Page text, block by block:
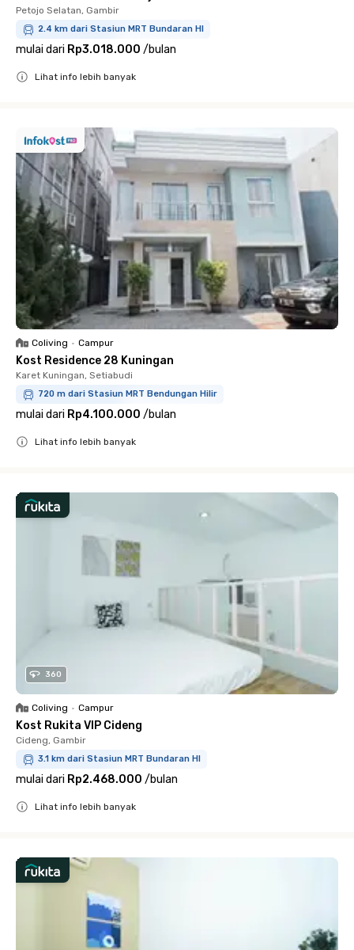
Petojo Selatan, Gambir
2.4 km dari Stasiun MRT Bundaran HI
mulai dari Rp3.018.000 /bulan
Lihat info lebih banyak
Coliving • Campur
Kost Residence 28 Kuningan
Karet Kuningan, Setiabudi
720 m dari Stasiun MRT Bendungan Hilir
mulai dari Rp4.100.000 /bulan
Lihat info lebih banyak
360
Coliving • Campur
Kost Rukita VIP Cideng
Cideng, Gambir
3.1 km dari Stasiun MRT Bundaran HI
mulai dari Rp2.468.000 /bulan
Lihat info lebih banyak